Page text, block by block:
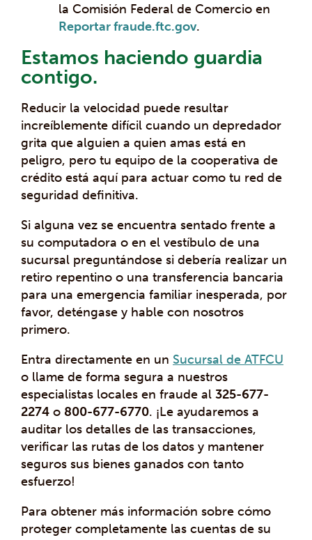
la Comisión Federal de Comercio en
Reportar fraude.ftc.gov.
Estamos haciendo guardia
contigo.
Reducir la velocidad puede resultar
increíblemente difícil cuando un depredador
grita que alguien a quien amas está en
peligro, pero tu equipo de la cooperativa de
crédito está aquí para actuar como tu red de
seguridad definitiva.
Si alguna vez se encuentra sentado frente a
su computadora o en el vestíbulo de una
sucursal preguntándose si debería realizar un
retiro repentino o una transferencia bancaria
para una emergencia familiar inesperada, por
favor, deténgase y hable con nosotros
primero.
Entra directamente en un Sucursal de ATFCU
o llame de forma segura a nuestros
especialistas locales en fraude al 325-677-
2274 o 800-677-6770. ¡Le ayudaremos a
auditar los detalles de las transacciones,
verificar las rutas de los datos y mantener
seguros sus bienes ganados con tanto
esfuerzo!
Para obtener más información sobre cómo
proteger completamente las cuentas de su